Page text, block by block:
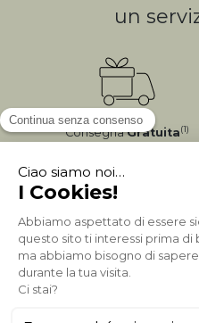
un
ConsegnaGratuita(1)